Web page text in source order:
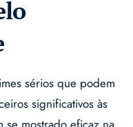
sérios que podem
significativos às